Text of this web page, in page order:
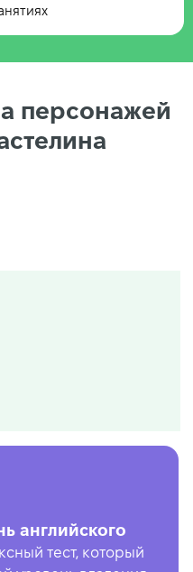
персонажей
английского
тест, который